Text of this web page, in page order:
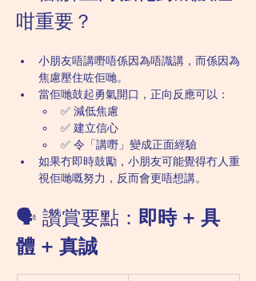
咁重要？
小朋友唔講嘢唔係因為唔識講，而係因為
焦慮壓住咗佢哋。
當佢哋鼓起勇氣開口，正向反應可以：
✅ 減低焦慮
✅ 建立信心
✅ 令「講嘢」變成正面經驗
如果冇即時鼓勵，小朋友可能覺得冇人重
視佢哋嘅努力，反而會更唔想講。
🗣️ 讚賞要點： 即時 + 具
體 + 真誠